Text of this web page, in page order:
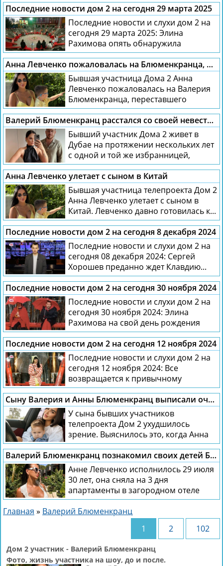
Последние новости дом 2 на сегодня 29 марта 2025
Последние новости и слухи дом 2 на
сегодня 29 марта 2025: Элина
Рахимова опять обнаружила
переписку Никиты...
Анна Левченко пожаловалась на Блюменкранца, переставшего общаться с сыном
Бывшая участница Дома 2 Анна
Левченко пожаловалась на Валерия
Блюменкранца, переставшего
общаться с сыном. 1...
Валерий Блюменкранц расстался со своей невестой Дарьей Макаренко
Бывший участник Дома 2 живет в
Дубае на протяжении нескольких лет
с одной и той же избранницей,
поэтому...
Анна Левченко улетает с сыном в Китай
Бывшая участница телепроекта Дом 2
Анна Левченко улетает с сыном в
Китай. Левченко давно готовилась к...
Последние новости дом 2 на сегодня 8 декабря 2024
Последние новости и слухи дом 2 на
сегодня 08 декабря 2024: Сергей
Хорошев преданно ждет Клавдию...
Последние новости дом 2 на сегодня 30 ноября 2024
Последние новости и слухи дом 2 на
сегодня 30 ноября 2024: Элина
Рахимова на свой день рождения
получила...
Последние новости дом 2 на сегодня 12 ноября 2024
Последние новости и слухи дом 2 на
сегодня 12 ноября 2024: Все
возвращается к привычному
маршруту – не...
Сыну Валерия и Анны Блюменкранц выписали очки
У сына бывших участников
телепроекта Дом 2 ухудшилось
зрение. Выяснилось это, когда Анна
Левченко устроила...
Валерий Блюменкранц познакомил своих детей Бетти и Давида
Анне Левченко исполнилось 29 июля
30 лет, она сняла на 3 дня
апартаменты в загородном отеле
Санкт-Петербурга...
Главная » Валерий Блюменкранц
1
2 102
Дом 2 участник - Валерий Блюменкранц
Фото, жизнь участника на шоу, до и после.